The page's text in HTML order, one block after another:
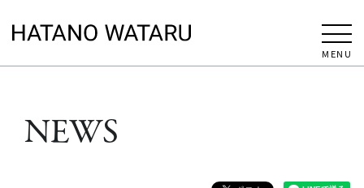
MENU
NEWS